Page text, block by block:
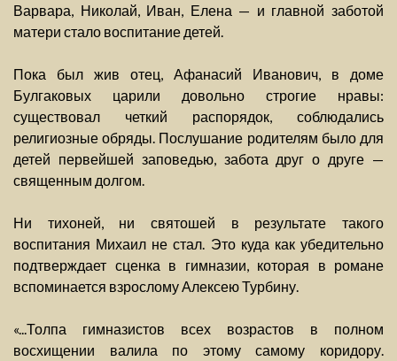
Варвара, Николай, Иван, Елена — и главной заботой
матери стало воспитание детей.
Пока был жив отец, Афанасий Иванович, в доме
Булгаковых царили довольно строгие нравы:
существовал четкий распорядок, соблюдались
религиозные обряды. Послушание родителям было для
детей первейшей заповедью, забота друг о друге —
священным долгом.
Ни тихоней, ни святошей в результате такого
воспитания Михаил не стал. Это куда как убедительно
подтверждает сценка в гимназии, которая в романе
вспоминается взрослому Алексею Турбину.
«...Толпа гимназистов всех возрастов в полном
восхищении валила по этому самому коридору.